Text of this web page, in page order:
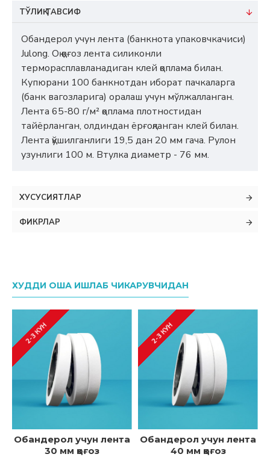
ТЎЛИҚ ТАВСИФ
Обандерол учун лента (банкнота упаковчкачиси)
Julong. Оқ қоғоз лента силиконли
терморасплавланадиган клей қоплама билан.
Купюрани 100 банкнотдан иборат пачкаларга
(банк вагозларига) оралаш учун мўлжалланган.
Лента 65-80 г/м² қоплама плотностидан
тайёрланган, олдиндан ёрғоқланган клей билан.
Лента қўшилганлиги 19,5 дан 20 мм гача. Рулон
узунлиги 100 м. Втулка диаметр - 76 мм.
ХУСУСИЯТЛАР
ФИКРЛАР
ХУДДИ ОША ИШЛАБ ЧИКАРУВЧИДАН
2-3 КУН
Обандерол учун лента
30 мм қоғоз
2-3 КУН
Обандерол учун лента
40 мм қоғоз